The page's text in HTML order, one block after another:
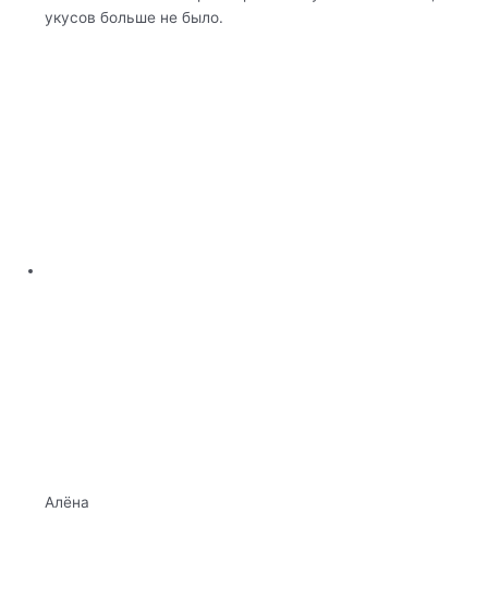
укусов больше не было.
Алёна